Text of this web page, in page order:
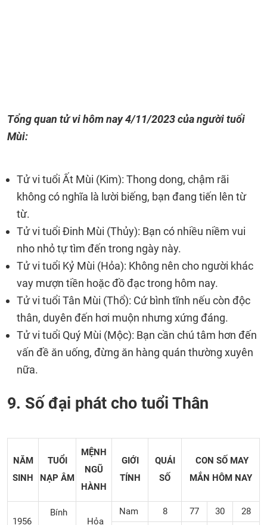
Tổng quan tử vi hôm nay4/11/2023của người tuổi
Mùi:
Tử vi tuổi Ất Mùi (Kim): Thong dong, chậm rãi
không có nghĩa là lười biếng, bạn đang tiến lên từ
từ.
Tử vi tuổi Đinh Mùi (Thủy): Bạn có nhiều niềm vui
nho nhỏ tự tìm đến trong ngày này.
Tử vi tuổi Kỷ Mùi (Hỏa): Không nên cho người khác
vay mượn tiền hoặc đồ đạc trong hôm nay.
Tử vi tuổi Tân Mùi (Thổ): Cứ bình tĩnh nếu còn độc
thân, duyên đến hơi muộn nhưng xứng đáng.
Tử vi tuổi Quý Mùi (Mộc): Bạn cần chú tâm hơn đến
vấn đề ăn uống, đừng ăn hàng quán thường xuyên
nữa.
9. Số đại phát cho tuổi Thân
NĂM
SINH
TUỔI
NẠP ÂM
MỆNH
NGŨ
HÀNH
GIỚI
TÍNH
QUÁI
SỐ
CON SỐ MAY
MẮN HÔM NAY
1956
Bính
Hỏa
Nam 8 77 30
28